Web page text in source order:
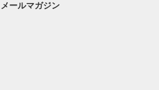
メールマガジン